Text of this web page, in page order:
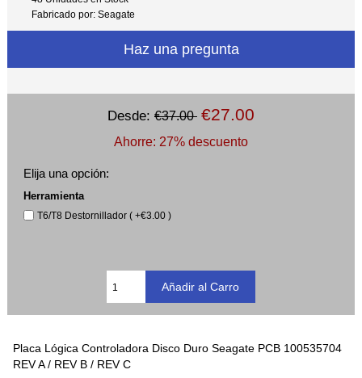
Fabricado por: Seagate
Haz una pregunta
Desde: €37.00 €27.00
Ahorre: 27% descuento
Elija una opción:
Herramienta
T6/T8 Destornillador ( +€3.00 )
Placa Lógica Controladora Disco Duro Seagate PCB 100535704
REV A / REV B / REV C